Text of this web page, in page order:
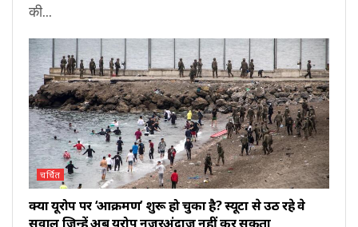
की...
चर्चित
क्या यूरोप पर ‘आक्रमण’ शुरू हो चुका है? स्यूटा से उठ रहे वे
सवाल जिन्हें अब यूरोप नज़रअंदाज़ नहीं कर सकता